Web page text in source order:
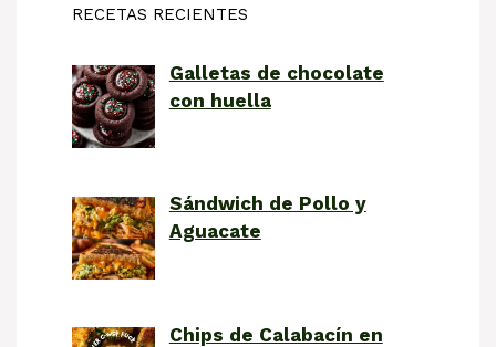
RECETAS RECIENTES
Galletas de chocolate
con huella
Sándwich de Pollo y
Aguacate
Chips de Calabacín en